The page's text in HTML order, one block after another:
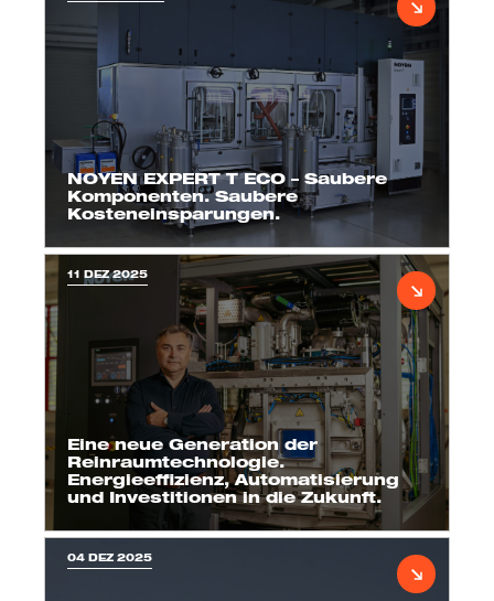
NOYEN EXPERT T ECO – Saubere
Komponenten. Saubere
Kosteneinsparungen.
11 DEZ 2025
Eine neue Generation der
Reinraumtechnologie.
Energieeffizienz, Automatisierung
und Investitionen in die Zukunft.
04 DEZ 2025